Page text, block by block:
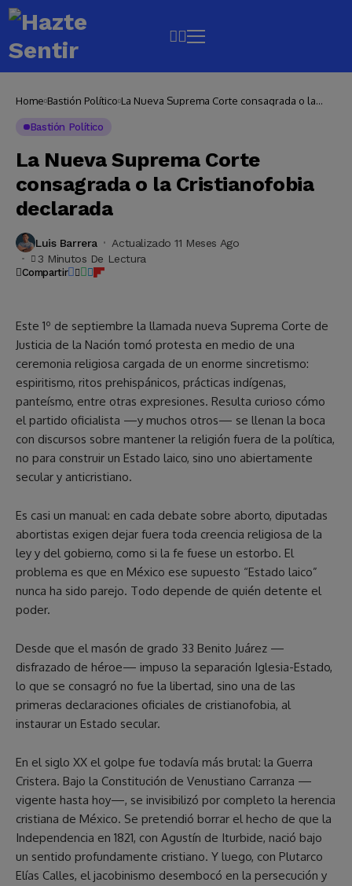
Home Bastión Político La Nueva Suprema Corte consagrada o la
Bastión Político
La Nueva Suprema Corte
consagrada o la Cristianofobia
declarada
Luis Barrera
Actualizado 11 Meses Ago
3 Minutos De Lectura
Compartir
Este 1º de septiembre la llamada nueva Suprema Corte de
Justicia de la Nación tomó protesta en medio de una
ceremonia religiosa cargada de un enorme sincretismo:
espiritismo, ritos prehispánicos, prácticas indígenas,
panteísmo, entre otras expresiones. Resulta curioso cómo
el partido oficialista —y muchos otros— se llenan la boca
con discursos sobre mantener la religión fuera de la política,
no para construir un Estado laico, sino uno abiertamente
secular y anticristiano.
Es casi un manual: en cada debate sobre aborto, diputadas
abortistas exigen dejar fuera toda creencia religiosa de la
ley y del gobierno, como si la fe fuese un estorbo. El
problema es que en México ese supuesto “Estado laico”
nunca ha sido parejo. Todo depende de quién detente el
poder.
Desde que el masón de grado 33 Benito Juárez —
disfrazado de héroe— impuso la separación Iglesia-Estado,
lo que se consagró no fue la libertad, sino una de las
primeras declaraciones oficiales de cristianofobia, al
instaurar un Estado secular.
En el siglo XX el golpe fue todavía más brutal: la Guerra
Cristera. Bajo la Constitución de Venustiano Carranza —
vigente hasta hoy—, se invisibilizó por completo la herencia
cristiana de México. Se pretendió borrar el hecho de que la
Independencia en 1821, con Agustín de Iturbide, nació bajo
un sentido profundamente cristiano. Y luego, con Plutarco
Elías Calles, el jacobinismo desembocó en la persecución y